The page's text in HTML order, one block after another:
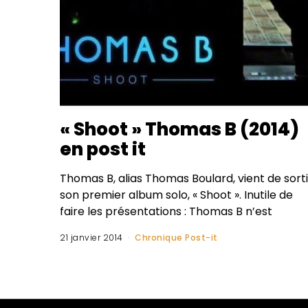
« Shoot » Thomas B (2014)
en post it
Thomas B, alias Thomas Boulard, vient de
son premier album solo, « Shoot ». Inutile de
faire les présentations : Thomas B n’est
21 janvier 2014 Chronique Post-it